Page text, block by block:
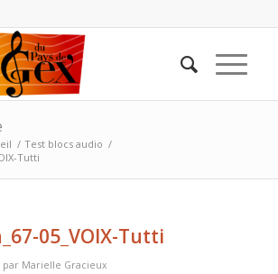
/ Test blocs audio /
Tutti
05_VOIX-Tutti
par Marielle Gracieux